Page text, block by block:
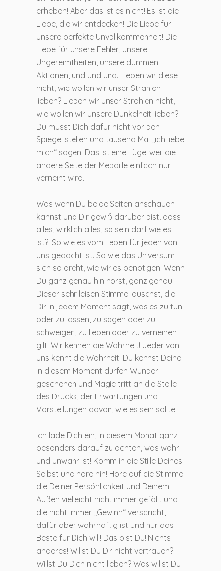
erheben! Aber das ist es nicht! Es ist die
Liebe, die wir entdecken! Die Liebe für
unsere perfekte Unvollkommenheit! Die
Liebe für unsere Fehler, unsere
Ungereimtheiten, unsere dummen
Aktionen, und und und. Lieben wir diese
nicht, wie wollen wir unser Strahlen
lieben? Lieben wir unser Strahlen nicht,
wie wollen wir unsere Dunkelheit lieben?
Du musst Dich dafür nicht vor den
Spiegel stellen und tausend Mal „ich liebe
mich“ sagen. Das ist eine Lüge, weil die
andere Seite der Medaille einfach nur
verneint wird.
Was wenn Du beide Seiten anschauen
kannst und Dir gewiß darüber bist, dass
alles, wirklich alles, so sein darf wie es
ist?! So wie es vom Leben für jeden von
uns gedacht ist. So wie das Universum
sich so dreht, wie wir es benötigen! Wenn
Du ganz genau hin hörst, ganz genau!
Dieser sehr leisen Stimme lauschst, die
Dir in jedem Moment sagt, was es zu tun
oder zu lassen, zu sagen oder zu
schweigen, zu lieben oder zu verneinen
gilt. Wir kennen die Wahrheit! Jeder von
uns kennt die Wahrheit! Du kennst Deine!
In diesem Moment dürfen Wunder
geschehen und Magie tritt an die Stelle
des Drucks, der Erwartungen und
Vorstellungen davon, wie es sein sollte!
Ich lade Dich ein, in diesem Monat ganz
besonders darauf zu achten, was wahr
und unwahr ist! Komm in die Stille Deines
Selbst und höre hin! Höre auf die Stimme,
die Deiner Persönlichkeit und Deinem
Außen vielleicht nicht immer gefällt und
die nicht immer „Gewinn“ verspricht,
dafür aber wahrhaftig ist und nur das
Beste für Dich will! Das bist Du! Nichts
anderes! Willst Du Dir nicht vertrauen?
Willst Du Dich nicht lieben? Was willst Du